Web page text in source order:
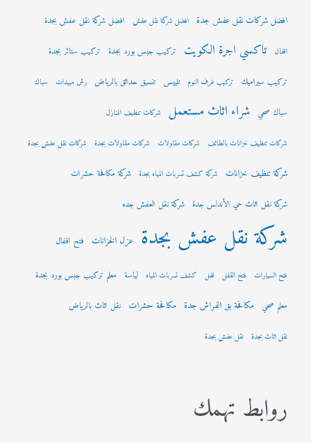
افضل شركات نقل عفش جدة افضل شركة نقل عفش افضل شركة نقل عفش بجدة
اقفال تاكسي اجرة الكويت تركيب جبس بورد بجدة تركيب ستائر بجدة
تركيب سيراميك تركيب غرف النوم تلييس تنسيق حدائق بالرياض رش مبيدات سباك
سباك صحي شراء اثاث مستعمل شركات تنظيف المنازل
شركات تنظيف خزانات بالطائف شركات مقاولات شركات مقاولات بجدة شركات نقل عفش بجدة
شركة تنظيف خزانات شركة كشف تسربات المياه بجدة شركة مكافحة حشرات
شركة نقل اثاث حي الأندلس جدة شركة نقل العفش جده
شركة نقل عفش بجدة عزل الخزانات فتح اقفال
فتح السيارات فتح القفل قفل كشف تسربات المياه لياسة معلم تركيب جبس بورد بجدة
معلم صحي مكافحة بق الفراش جدة مكافحة حشرات نقل اثاث بالرياض
نقل اثاث بجدة نقل عفش بجدة
روابط تهمك